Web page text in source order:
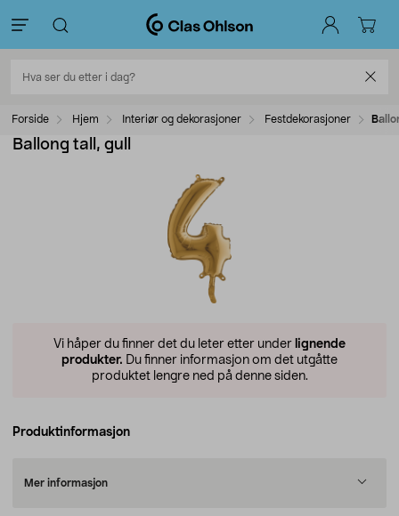
Forside Hjem Interiør og dekorasjoner Festdekorasjoner
Ballong tall, gull
Vi håper du finner det du leter etter under lignende
produkter. Du finner informasjon om det utgåtte
produktet lengre ned på denne siden.
Produktinformasjon
Mer informasjon